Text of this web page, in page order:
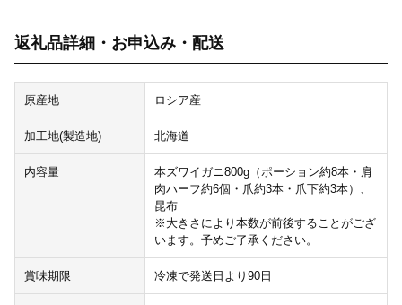
返礼品詳細・お申込み・配送
原産地 ロシア産
加工地(製造地) 北海道
内容量
本ズワイガニ800g（ポーション約8本・肩
肉ハーフ約6個・爪約3本・爪下約3本）、
昆布
※大きさにより本数が前後することがござ
います。予めご了承ください。
賞味期限 冷凍で発送日より90日